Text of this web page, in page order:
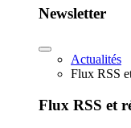
Newsletter
Actualités
Flux RSS
Flux RSS et